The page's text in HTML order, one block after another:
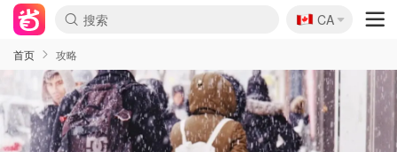
🇨🇦
CA
首页 攻略